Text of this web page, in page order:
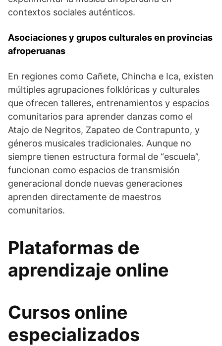
contextos sociales auténticos.
Asociaciones y grupos culturales en provincias
afroperuanas
En regiones como Cañete, Chincha e Ica, existen
múltiples agrupaciones folklóricas y culturales
que ofrecen talleres, entrenamientos y espacios
comunitarios para aprender danzas como el
Atajo de Negritos, Zapateo de Contrapunto, y
géneros musicales tradicionales. Aunque no
siempre tienen estructura formal de “escuela”,
funcionan como espacios de transmisión
generacional donde nuevas generaciones
aprenden directamente de maestros
comunitarios.
Plataformas de
aprendizaje online
Cursos online
especializados